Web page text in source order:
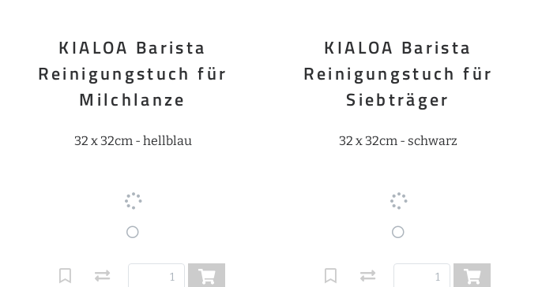
KIALOA Barista
Reinigungstuch für
Milchlanze
32 x 32cm - hellblau
KIALOA Barista
Reinigungstuch für
Siebträger
32 x 32cm - schwarz